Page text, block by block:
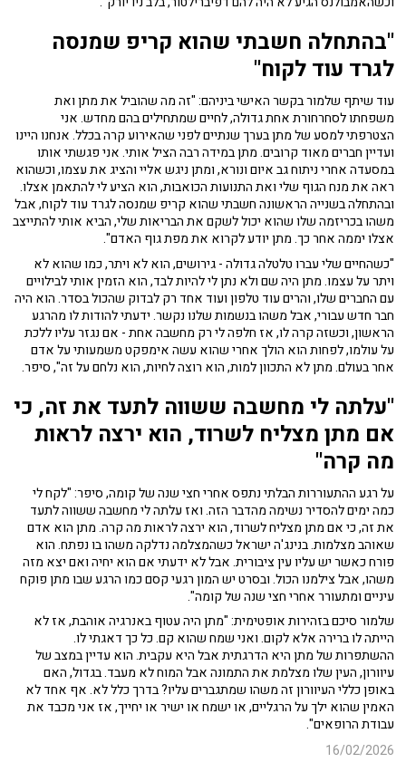
"בהתחלה חשבתי שהוא קריפ שמנסה
לגרד עוד לקוח"
עוד שיתף שלמור בקשר האישי ביניהם: "זה מה שהוביל את מתן ואת
משפחתו לסחרחורת אחת גדולה, לחיים שמתחילים בהם מחדש. אני
הצטרפתי למסע של מתן בערך שנתיים לפני שהאירוע קרה בכלל. אנחנו היינו
ועדיין חברים מאוד קרובים. מתן במידה רבה הציל אותי. אני פגשתי אותו
במסעדה אחרי ניתוח גב איום ונורא, ומתן ניגש אליי והציג את עצמו, וכשהוא
ראה את מנח הגוף שלי ואת התנועות הכואבות, הוא הציע לי להתאמן אצלו.
ובהתחלה בשנייה הראשונה חשבתי שהוא קריפ שמנסה לגרד עוד לקוח, אבל
משהו בכריזמה שלו שהוא יכול לשקם את הבריאות שלי, הביא אותי להתייצב
אצלו יממה אחר כך. מתן יודע לקרוא את מפת גוף האדם".
"כשהחיים שלי עברו טלטלה גדולה - גירושים, הוא לא ויתר, כמו שהוא לא
ויתר על עצמו. מתן היה שם ולא נתן לי להיות לבד, הוא הזמין אותי לבילויים
עם החברים שלו, והרים עוד טלפון ועוד אחד רק לבדוק שהכול בסדר. הוא היה
חבר חדש עבורי, אבל משהו בנשמות שלנו נקשר. ידעתי להודות לו מהרגע
הראשון, וכשזה קרה לו, אז חלפה לי רק מחשבה אחת - אם נגזר עליו ללכת
על עולמו, לפחות הוא הולך אחרי שהוא עשה אימפקט משמעותי על אדם
אחר בעולם. מתן לא התכוון למות, הוא רוצה לחיות, הוא נלחם על זה", סיפר.
"עלתה לי מחשבה ששווה לתעד את זה, כי
אם מתן מצליח לשרוד, הוא ירצה לראות
מה קרה"
על רגע ההתעוררות הבלתי נתפס אחרי חצי שנה של קומה, סיפר: "לקח לי
כמה ימים להסדיר נשימה מהדבר הזה. ואז עלתה לי מחשבה ששווה לתעד
את זה, כי אם מתן מצליח לשרוד, הוא ירצה לראות מה קרה. מתן הוא אדם
שאוהב מצלמות. בנינג'ה ישראל כשהמצלמה נדלקה משהו בו נפתח. הוא
פורח כאשר יש עליו עין ציבורית. אבל לא ידעתי אם הוא יחיה ואם יצא מזה
משהו, אבל צילמנו הכול. ובסרט יש המון רגעי קסם כמו הרגע שבו מתן פוקח
עיניים ומתעורר אחרי חצי שנה של קומה".
שלמור סיכם בזהירות אופטימית: "מתן היה עטוף באנרגיה אוהבת, אז לא
הייתה לו ברירה אלא לקום. ואני שמח שהוא קם. כל כך דאגתי לו.
ההשתפרות של מתן היא הדרגתית אבל היא עקבית. הוא עדיין במצב של
עיוורון, העין שלו מצלמת את התמונה אבל המוח לא מעבד. בגדול, האם
באופן כללי העיוורון זה משהו שמתגברים עליו? בדרך כלל לא. אף אחד לא
האמין שהוא ילך על הרגליים, או ישמח או ישיר או יחייך, אז אני מכבד את
עבודת הרופאים".
16/02/2026